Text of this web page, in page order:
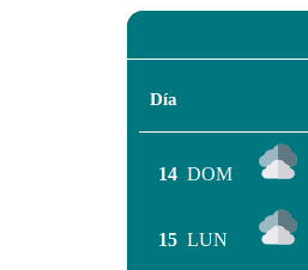
Día
14 DOM
15 LUN